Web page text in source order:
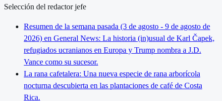
Selección del redactor jefe
Resumen de la semana pasada (3 de agosto - 9 de agosto de
2026) en General News: La historia (in)usual de Karl Čapek,
refugiados ucranianos en Europa y Trump nombra a J.D.
Vance como su sucesor.
La rana cafetalera: Una nueva especie de rana arborícola
nocturna descubierta en las plantaciones de café de Costa
Rica.